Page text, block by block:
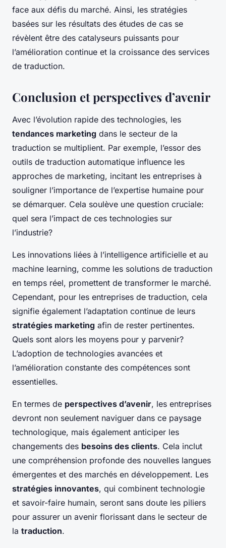
face aux défis du marché. Ainsi, les stratégies
basées sur les résultats des études de cas se
révèlent être des catalyseurs puissants pour
l’amélioration continue et la croissance des services
de traduction.
Conclusion et perspectives d’avenir
Avec l’évolution rapide des technologies, les
tendances marketing dans le secteur de la
traduction se multiplient. Par exemple, l’essor des
outils de traduction automatique influence les
approches de marketing, incitant les entreprises à
souligner l’importance de l’expertise humaine pour
se démarquer. Cela soulève une question cruciale:
quel sera l’impact de ces technologies sur
l’industrie?
Les innovations liées à l’intelligence artificielle et au
machine learning, comme les solutions de traduction
en temps réel, promettent de transformer le marché.
Cependant, pour les entreprises de traduction, cela
signifie également l’adaptation continue de leurs
stratégies marketing afin de rester pertinentes.
Quels sont alors les moyens pour y parvenir?
L’adoption de technologies avancées et
l’amélioration constante des compétences sont
essentielles.
En termes de perspectives d’avenir, les entreprises
devront non seulement naviguer dans ce paysage
technologique, mais également anticiper les
changements des besoins des clients. Cela inclut
une compréhension profonde des nouvelles langues
émergentes et des marchés en développement. Les
stratégies innovantes, qui combinent technologie
et savoir-faire humain, seront sans doute les piliers
pour assurer un avenir florissant dans le secteur de
la traduction.